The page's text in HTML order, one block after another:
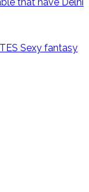
Sexy fantasy